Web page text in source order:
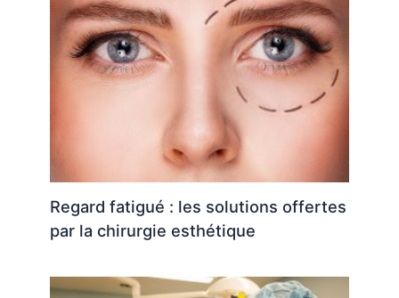
Regard fatigué : les solutions offertes
par la chirurgie esthétique